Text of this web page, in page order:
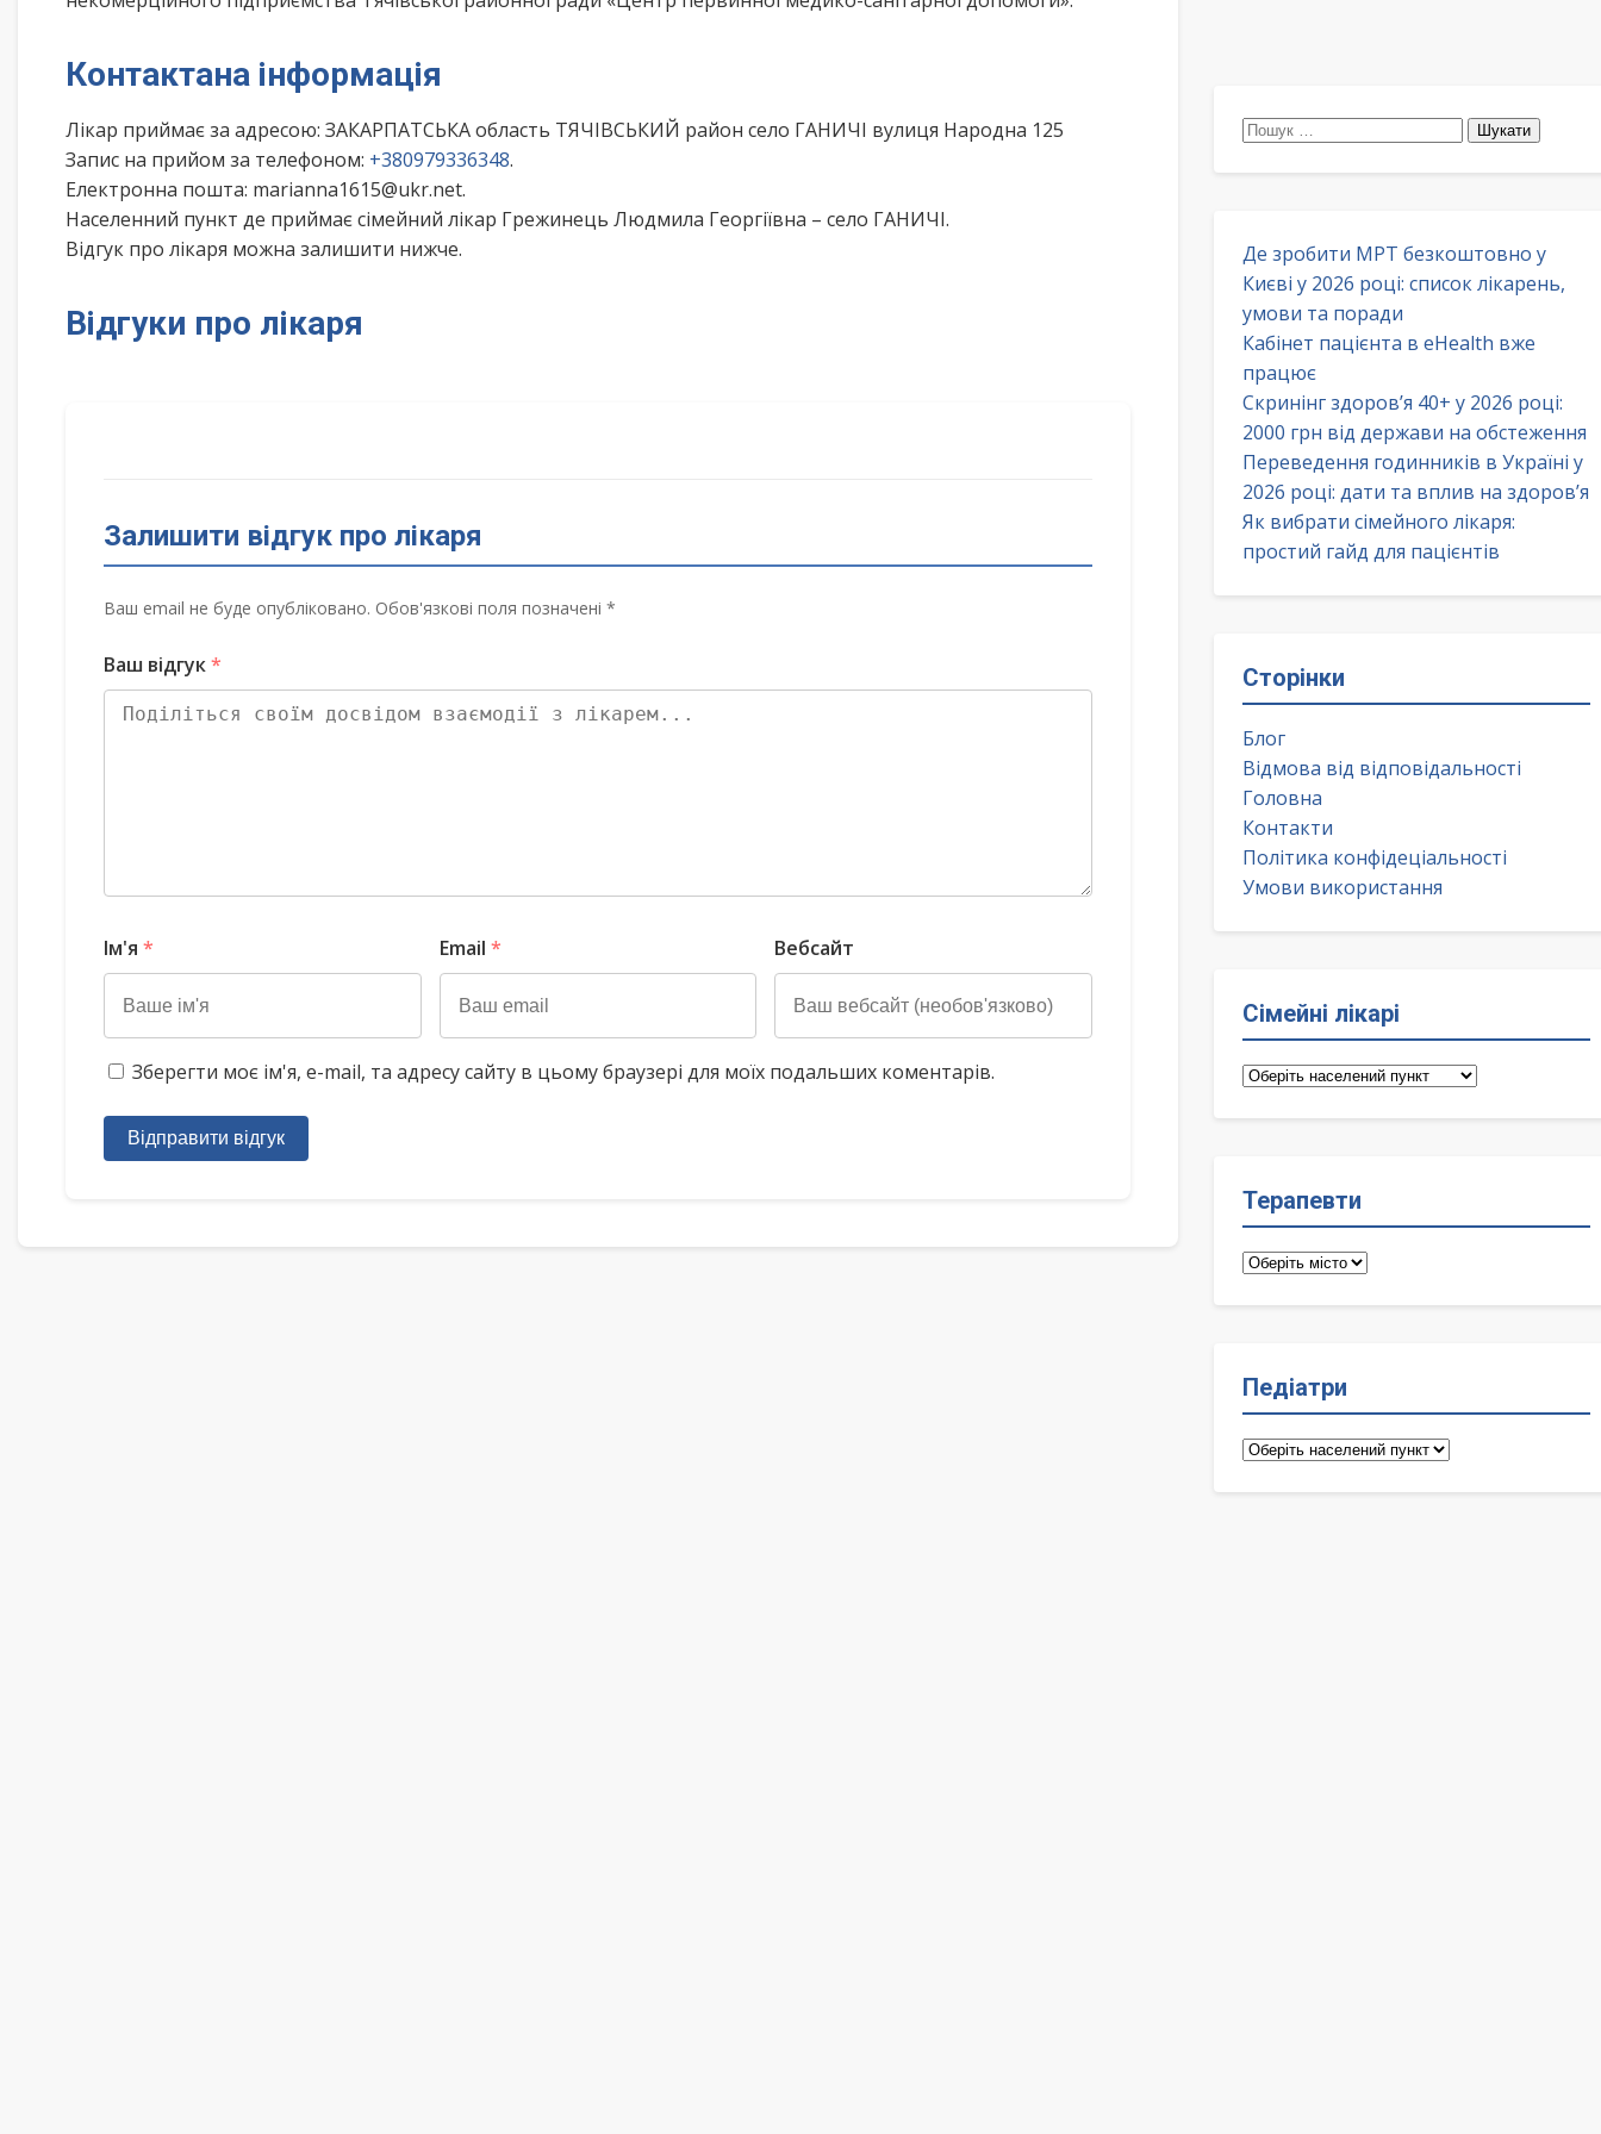
Контактана інформація
Лікар приймає за адресою: ЗАКАРПАТСЬКА область ТЯЧІВСЬКИЙ район село ГАНИЧІ вулиця Народна 125
Запис на прийом за телефоном: +380979336348.
Електронна пошта: marianna1615@ukr.net.
Населенний пункт де приймає сімейний лікар Грежинець Людмила Георгіївна – село ГАНИЧІ.
Відгук про лікаря можна залишити нижче.
Відгуки про лікаря
Залишити відгук про лікаря
Ваш email не буде опубліковано. Обов'язкові поля позначені *
Ваш відгук*
Ім'я * Email * Вебсайт
Зберегти моє ім'я, e-mail, та адресу сайту в цьому браузері для моїх подальших коментарів.
Відправити відгук
Пошук:
Де зробити МРТ безкоштовно у
Києві у 2026 році: список лікарень,
умови та поради
Кабінет пацієнта в eHealth вже
працює
Скринінг здоров’я 40+ у 2026 році:
2000 грн від держави на обстеження
Переведення годинників в Україні у
2026 році: дати та вплив на здоров’я
Як вибрати сімейного лікаря:
простий гайд для пацієнтів
Сторінки
Блог
Відмова від відповідальності
Головна
Контакти
Політика конфідеціальності
Умови використання
Сімейні лікарі
Сімейні
Терапевти
Терапевти
Педіатри
Педіатри